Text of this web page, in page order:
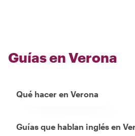
Guías en Verona
Qué hacer en Verona
Guías que hablan inglés en